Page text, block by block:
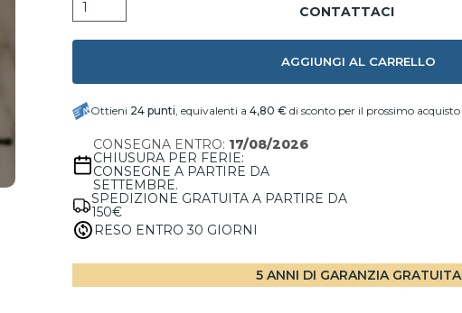
AGGIUNGI AL CARRELLO
Ottieni 24 punti, equivalenti a 4,80 € di sconto per il prossimo acquisto
CONSEGNA ENTRO: 17/08/2026
CHIUSURA PER FERIE:
CONSEGNE A PARTIRE DA
SETTEMBRE.
SPEDIZIONE GRATUITA A PARTIRE DA
150€
RESO ENTRO 30 GIORNI
5 ANNI DI GARANZIA GRATUITA